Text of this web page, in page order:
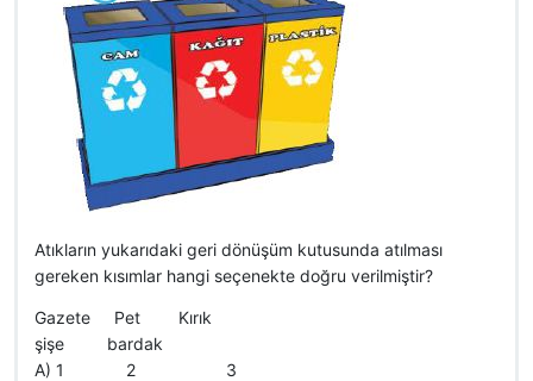
Atıkların yukarıdaki geri dönüşüm kutusunda atılması
gereken kısımlar hangi seçenekte doğru verilmiştir?
Gazete Pet Kırık
şişe bardak
A) 1 2 3